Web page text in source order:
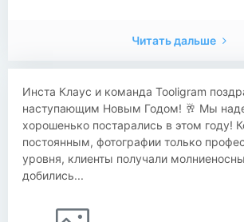
Читать дальше
Инста Клаус и команда Tooligram
наступающим Новым Годом! 🥂 Мы
хорошенько постарались в этом году!
постоянным, фотографии только
уровня, клиенты получали
добились...